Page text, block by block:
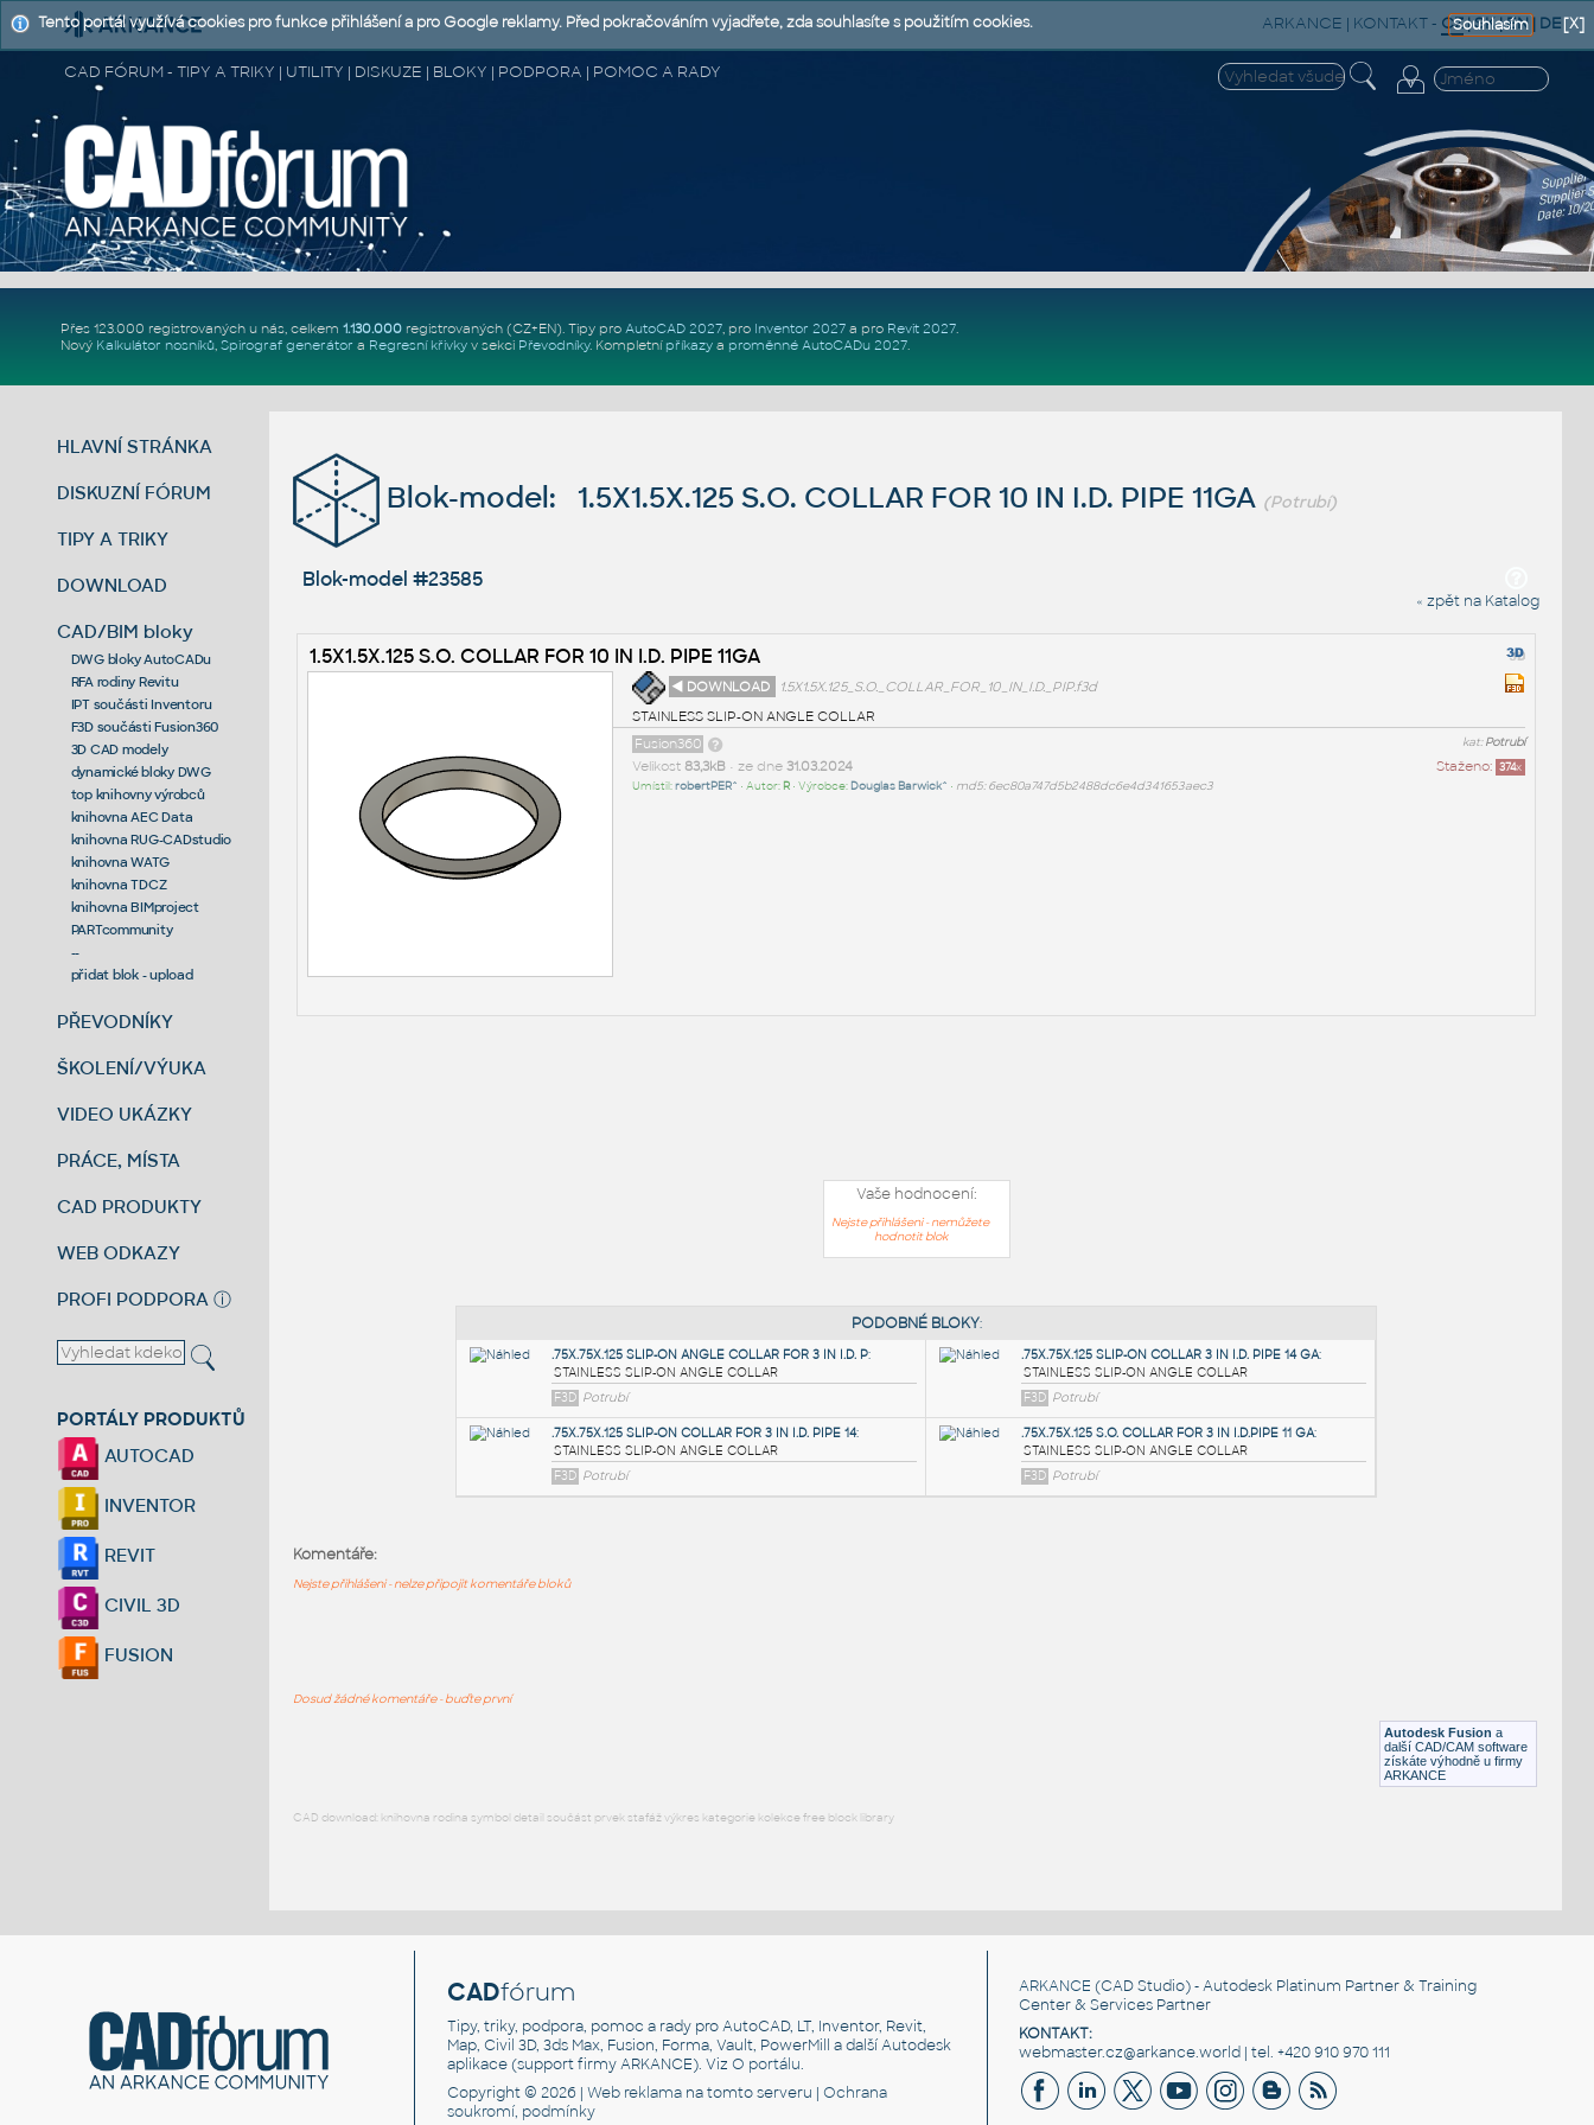
ARKANCE | KONTAKT- CZ|SK|EN| DE
CAD FÓRUM - TIPY A TRIKY | UTILITY | DISKUZE | BLOKY | PODPORA | POMOC A RADY
Přes 123.000 registrovaných u nás, celkem 1.130.000registrovaných (CZ+EN). Tipy pro AutoCAD 2027, pro Inventor 2027a pro Revit 2027.
Nový Kalkulátor nosníků, Spirograf generátor a Regresní křivkyv sekci Převodníky. Kompletní příkazya proměnné AutoCADu 2027.
HLAVNÍ STRÁNKA
DISKUZNÍ FÓRUM
TIPY A TRIKY
DOWNLOAD
CAD/BIM bloky
DWG bloky AutoCADu
RFA rodiny Revitu
IPT součásti Inventoru
F3D součásti Fusion360
3D CAD modely
dynamické bloky DWG
top knihovny výrobců
knihovna AEC Data
knihovna RUG-CADstudio
knihovna WATG
knihovna TDCZ
knihovna BIMproject
PARTcommunity
--
přidat blok - upload
PŘEVODNÍKY
ŠKOLENÍ/VÝUKA
VIDEO UKÁZKY
PRÁCE, MÍSTA
CAD PRODUKTY
WEB ODKAZY
PROFI PODPORA ⓘ
PORTÁLY PRODUKTŮ
AUTOCAD
INVENTOR
REVIT
CIVIL 3D
FUSION
Blok-model: 1.5X1.5X.125 S.O. COLLAR FOR 10 IN I.D. PIPE 11GA (Potrubí)
Blok-model #23585
« zpět na Katalog
1.5X1.5X.125 S.O. COLLAR FOR 10 IN I.D. PIPE 11GA
◄ DOWNLOAD
1.5X1.5X.125_S.O._COLLAR_FOR_10_IN_I.D._PIP.f3d
STAINLESS SLIP-ON ANGLE COLLAR
kat:Potrubí
Fusion360
Staženo: 374x
Velikost 83,3kB• ze dne 31.03.2024
Umístil:robertPER^ • Autor: R• Výrobce: Douglas Barwick^ • md5: 6ec80a747d5b2488dc6e4d341653aec3
Vaše hodnocení:
Nejste přihlášeni - nemůžete
hodnotit blok
Autodesk Fusion a
další CAD/CAM software
získáte výhodně u firmy
ARKANCE
Komentáře:
Nejste přihlášeni - nelze připojit komentáře bloků
Dosud žádné komentáře - buďte první
CAD download: knihovna rodina symbol detail součást prvek stafáž výkres kategorie kolekce free block library
CADfórum
Tipy, triky, podpora, pomoc a rady pro AutoCAD, LT, Inventor, Revit,
Map, Civil 3D, 3ds Max, Fusion, Forma, Vault, PowerMill a další Autodesk
aplikace (support firmy ARKANCE). VizO portálu.
Copyright © 2026 |Web reklama na tomto serveru |Ochrana
soukromí, podmínky
ARKANCE (CAD Studio) - Autodesk Platinum Partner & Training
Center & Services Partner
KONTAKT:
webmaster.cz@arkance.world | tel. +420 910 970 111
[X]
Souhlasím
Tento portál využívá cookies pro funkce přihlášení a pro Google reklamy. Před pokračováním vyjadřete, zda souhlasíte s použitím cookies.